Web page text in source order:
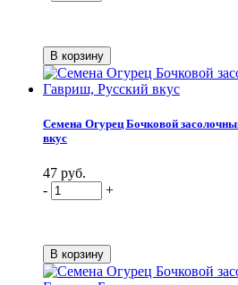
Семена Огурец Бочковой
вкус
47 руб.
-
+